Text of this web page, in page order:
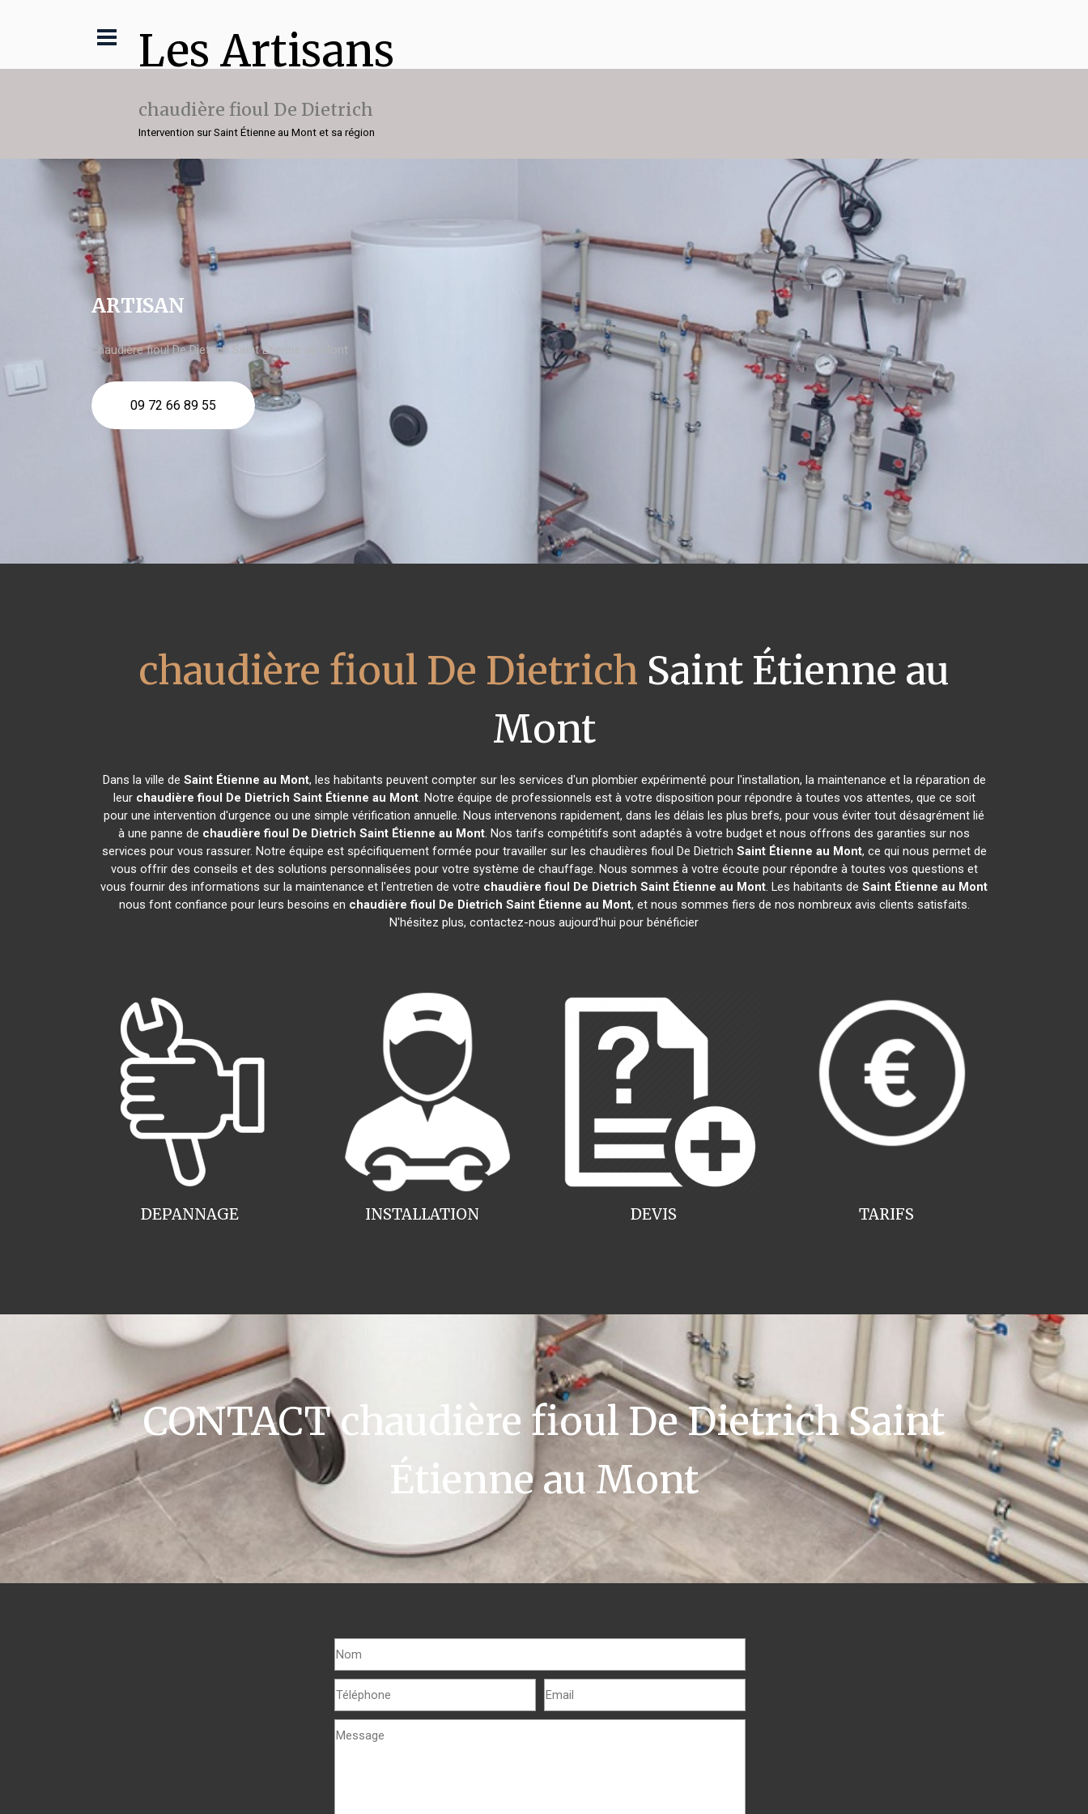
Les Artisans
chaudière fioul De Dietrich
Intervention sur Saint Étienne au Mont et sa région
ARTISAN
chaudière fioul De Dietrich Saint Étienne au Mont
09 72 66 89 55
chaudière fioul De Dietrich Saint Étienne au
Mont
Dans la ville de Saint Étienne au Mont, les habitants peuvent compter sur les services d'un plombier expérimenté pour l'installation, la maintenance et la réparation de
leur chaudière fioul De Dietrich Saint Étienne au Mont. Notre équipe de professionnels est à votre disposition pour répondre à toutes vos attentes, que ce soit
pour une intervention d'urgence ou une simple vérification annuelle. Nous intervenons rapidement, dans les délais les plus brefs, pour vous éviter tout désagrément lié
à une panne de chaudière fioul De Dietrich Saint Étienne au Mont. Nos tarifs compétitifs sont adaptés à votre budget et nous offrons des garanties sur nos
services pour vous rassurer. Notre équipe est spécifiquement formée pour travailler sur les chaudières fioul De Dietrich Saint Étienne au Mont, ce qui nous permet de
vous offrir des conseils et des solutions personnalisées pour votre système de chauffage. Nous sommes à votre écoute pour répondre à toutes vos questions et
vous fournir des informations sur la maintenance et l'entretien de votre chaudière fioul De Dietrich Saint Étienne au Mont. Les habitants de Saint Étienne au Mont
nous font confiance pour leurs besoins en chaudière fioul De Dietrich Saint Étienne au Mont, et nous sommes fiers de nos nombreux avis clients satisfaits.
N'hésitez plus, contactez-nous aujourd'hui pour bénéficier
INSTALLATION
DEPANNAGE TARIFS
DEVIS
CONTACT chaudière fioul De Dietrich Saint
Étienne au Mont